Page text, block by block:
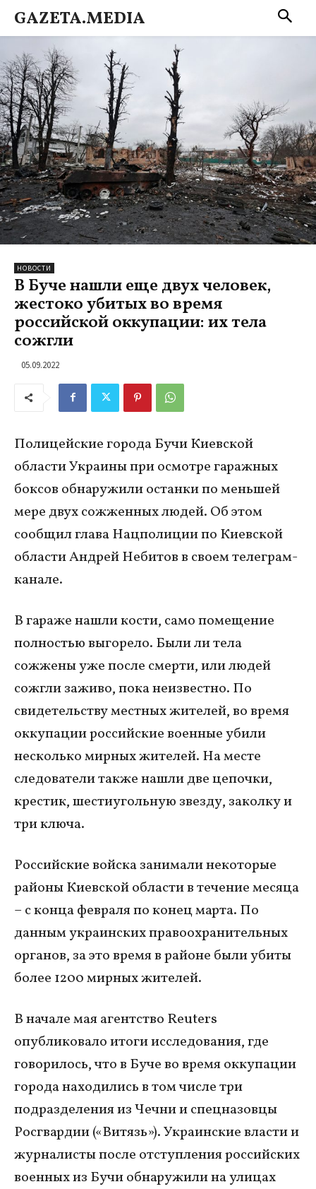
GAZETA.MEDIA
НОВОСТИ
В Буче нашли еще двух человек,
жестоко убитых во время
российской оккупации: их тела
сожгли
05.09.2022
Полицейские города Бучи Киевской
области Украины при осмотре гаражных
боксов обнаружили останки по меньшей
мере двух сожженных людей. Об этом
сообщил глава Нацполиции по Киевской
области Андрей Небитов в своем телеграм-
канале.
В гараже нашли кости, само помещение
полностью выгорело. Были ли тела
сожжены уже после смерти, или людей
сожгли заживо, пока неизвестно. По
свидетельству местных жителей, во время
оккупации российские военные убили
несколько мирных жителей. На месте
следователи также нашли две цепочки,
крестик, шестиугольную звезду, заколку и
три ключа.
Российские войска занимали некоторые
районы Киевской области в течение месяца
– с конца февраля по конец марта. По
данным украинских правоохранительных
органов, за это время в районе были убиты
более 1200 мирных жителей.
В начале мая агентство Reuters
опубликовало итоги исследования, где
говорилось, что в Буче во время оккупации
города находились в том числе три
подразделения из Чечни и спецназовцы
Росгвардии («Витязь»). Украинские власти и
журналисты после отступления российских
военных из Бучи обнаружили на улицах